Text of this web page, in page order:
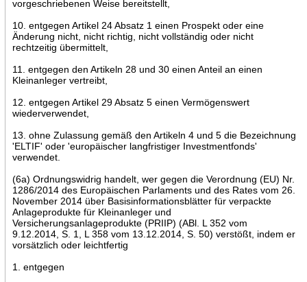
vorgeschriebenen Weise bereitstellt,
10. entgegen Artikel 24 Absatz 1 einen Prospekt oder eine
Änderung nicht, nicht richtig, nicht vollständig oder nicht
rechtzeitig übermittelt,
11. entgegen den Artikeln 28 und 30 einen Anteil an einen
Kleinanleger vertreibt,
12. entgegen Artikel 29 Absatz 5 einen Vermögenswert
wiederverwendet,
13. ohne Zulassung gemäß den Artikeln 4 und 5 die Bezeichnung
'ELTIF' oder 'europäischer langfristiger Investmentfonds'
verwendet.
(6a) Ordnungswidrig handelt, wer gegen die Verordnung (EU) Nr.
1286/2014 des Europäischen Parlaments und des Rates vom 26.
November 2014 über Basisinformationsblätter für verpackte
Anlageprodukte für Kleinanleger und
Versicherungsanlageprodukte (PRIIP) (ABl. L 352 vom
9.12.2014, S. 1, L 358 vom 13.12.2014, S. 50) verstößt, indem er
vorsätzlich oder leichtfertig
1. entgegen